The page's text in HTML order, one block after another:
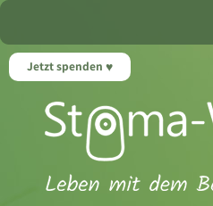
Jetzt spenden